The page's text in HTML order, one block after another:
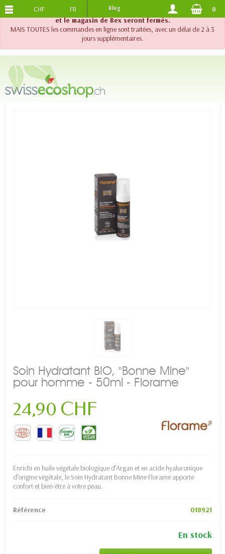
!! Important !! Jusqu'au 20 août 2026, le support téléphonique
et le magasin de Bex seront fermés.
MAIS TOUTES les commandes en ligne sont traitées, avec un délai de 2 à 3
jours supplémentaires.
PORTS OFFERTS DES 120.-
CHF FR Blog 0
Soin Hydratant BIO, "Bonne Mine"
pour homme - 50ml - Florame
24,90 CHF
Enrichi en huile végétale biologique d’Argan et en acide hyaluronique
d’origine végétale, le Soin Hydratant Bonne Mine Florame apporte
confort et bien-être à votre peau.
Référence 018921
En stock